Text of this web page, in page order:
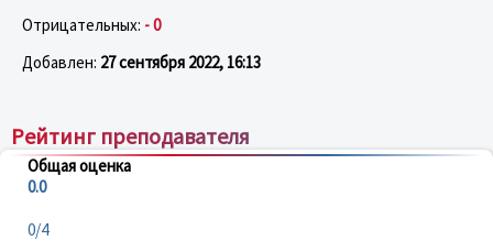
Отрицательных: - 0
Добавлен: 27 сентября 2022, 16:13
Рейтинг преподавателя
Общая оценка
0.0
0/4